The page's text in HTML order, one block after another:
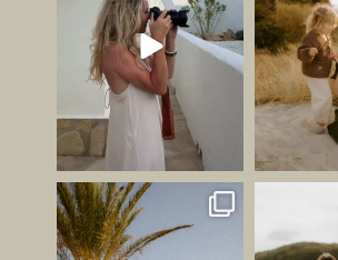
JUNI GEFÜHL ✨
Ihr wisst ja, dass ich schon
149
HABT IHR